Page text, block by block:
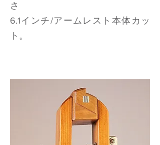
さ
6.1インチ/アームレスト本体カッ
ト。